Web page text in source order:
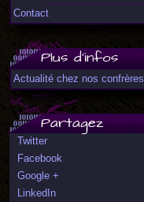
Contact
Plus d'infos
Actualité chez nos confrères
Partagez
Twitter
Facebook
Google +
LinkedIn